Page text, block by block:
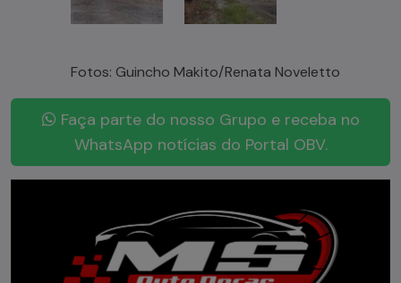
Fotos: Guincho Makito/Renata Noveletto
Faça parte do nosso Grupo e receba no
WhatsApp notícias do Portal OBV.